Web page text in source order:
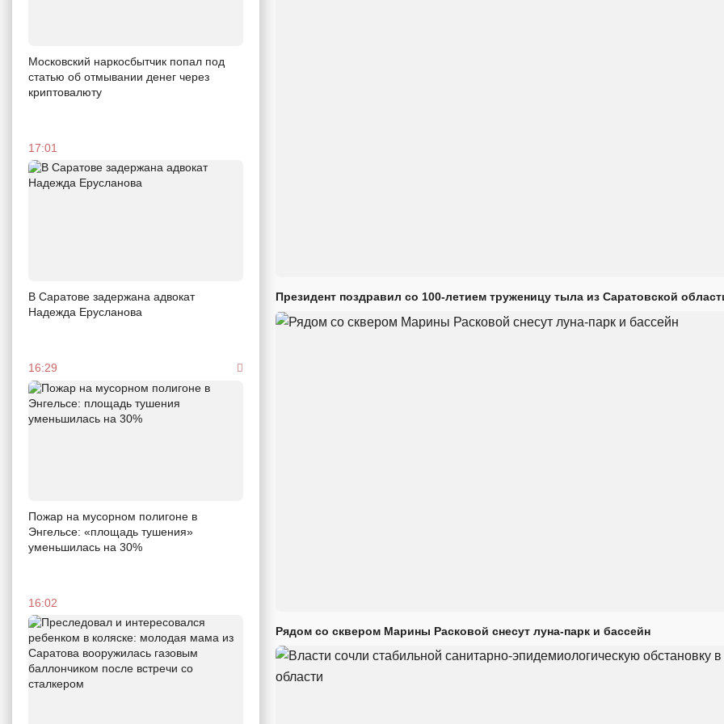
Московский наркосбытчик попал под
статью об отмывании денег через
криптовалюту
17:01
В Саратове задержана адвокат
Надежда Ерусланова
16:29
Пожар на мусорном полигоне в
Энгельсе: «площадь тушения»
уменьшилась на 30%
16:02
Президент поздравил со 100-летием труженицу тыла из Саратовской
Рядом со сквером Марины Расковой снесут луна-парк и бассейн